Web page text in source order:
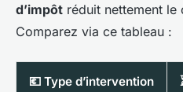
d’impôt réduit nettement le
Comparez via ce tableau :
💶 Type d’intervention